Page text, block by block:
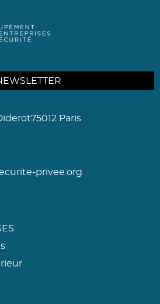
75012 Paris
privee.org